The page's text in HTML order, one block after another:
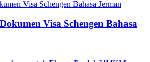
Visa Schengen Bahasa